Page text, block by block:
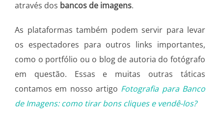
através dos bancos de imagens.
As plataformas também podem servir para levar
os espectadores para outros links importantes,
como o portfólio ou o blog de autoria do fotógrafo
em questão. Essas e muitas outras táticas
contamos em nosso artigo Fotografia para Banco
de Imagens: como tirar bons cliques e vendê-los?